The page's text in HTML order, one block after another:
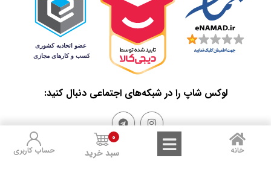
لوکس شاپ را در شبکه‌های اجتماعی دنبال کنید:
خانه سبد خرید
0
حساب کاربری